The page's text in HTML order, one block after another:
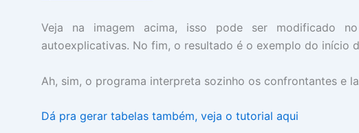
Veja na imagem acima, isso pode ser modificado
autoexplicativas. No fim, o resultado é o exemplo do início
Ah, sim, o programa interpreta sozinho os confrontantes e
Dá pra gerar tabelas também, veja o tutorial aqui